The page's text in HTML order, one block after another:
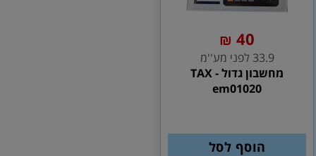
40
₪
33.9 לפני מע''מ
מחשבון גדול TAX -
em01020
הוסף לסל